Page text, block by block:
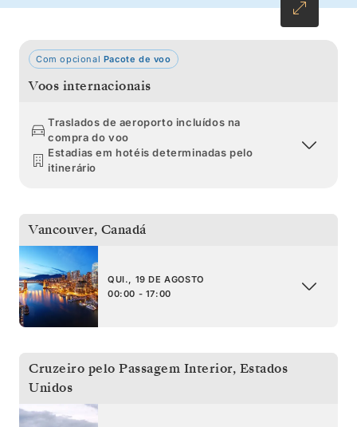
Com opcional Pacote de voo
Voos internacionais
Traslados de aeroporto incluídos na
compra do voo
Estadias em hotéis determinadas pelo
itinerário
Vancouver, Canadá
QUI., 19 DE AGOSTO
00:00 - 17:00
Cruzeiro pelo Passagem Interior, Estados
Unidos